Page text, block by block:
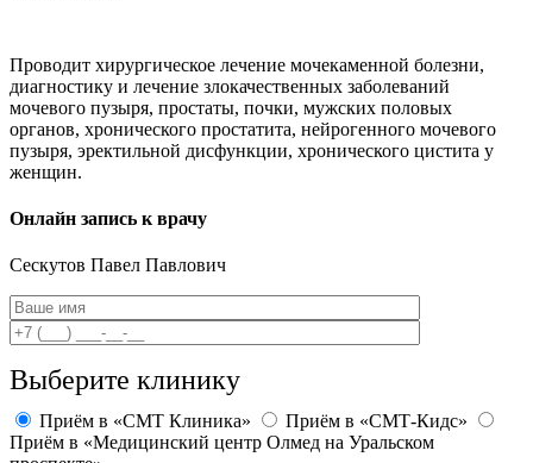
Проводит хирургическое лечение мочекаменной болезни,
диагностику и лечение злокачественных заболеваний
мочевого пузыря, простаты, почки, мужских половых
органов, хронического простатита, нейрогенного мочевого
пузыря, эректильной дисфункции, хронического цистита у
женщин.
Онлайн запись к врачу
Сескутов Павел Павлович
Выберите клинику
Приём в «СМТ Клиника»
Приём в «СМТ-Кидс»
Приём в «Медицинский центр Олмед на Уральском